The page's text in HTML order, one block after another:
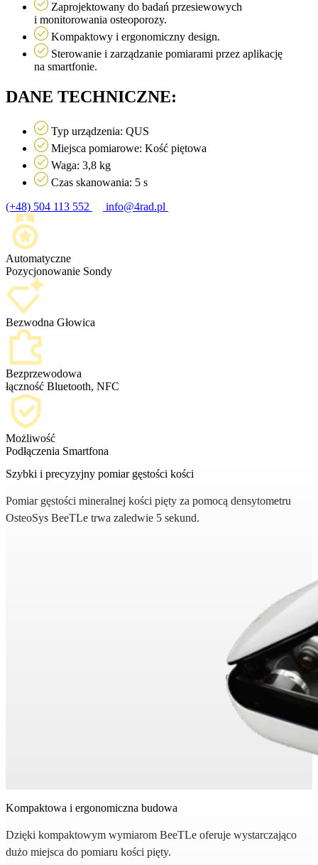
Zaprojektowany do badań przesiewowych
i monitorowania osteoporozy.
Kompaktowy i ergonomiczny design.
Sterowanie i zarządzanie pomiarami przez aplikację
na smartfonie.
DANE TECHNICZNE:
Typ urządzenia: QUS
Miejsca pomiarowe: Kość piętowa
Waga: 3,8 kg
Czas skanowania: 5 s
(+48) 504 113 552
info@4rad.pl
Automatyczne
Pozycjonowanie Sondy
Bezwodna Głowica
Bezprzewodowa
łączność Bluetooth, NFC
Możliwość
Podłączenia Smartfona
Szybki i precyzyjny pomiar gęstości kości
Pomiar gęstości mineralnej kości pięty za pomocą densytometru
OsteoSys BeeTLe trwa zaledwie 5 sekund.
Kompaktowa i ergonomiczna budowa
Dzięki kompaktowym wymiarom BeeTLe oferuje wystarczająco
dużo miejsca do pomiaru kości pięty.